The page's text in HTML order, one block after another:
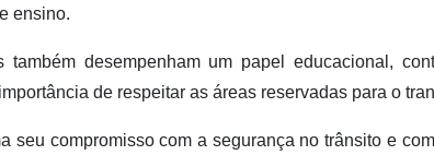
ensino.
desempenham um papel educacional,
de respeitar as áreas reservadas para o
seu compromisso com a segurança no trânsito e